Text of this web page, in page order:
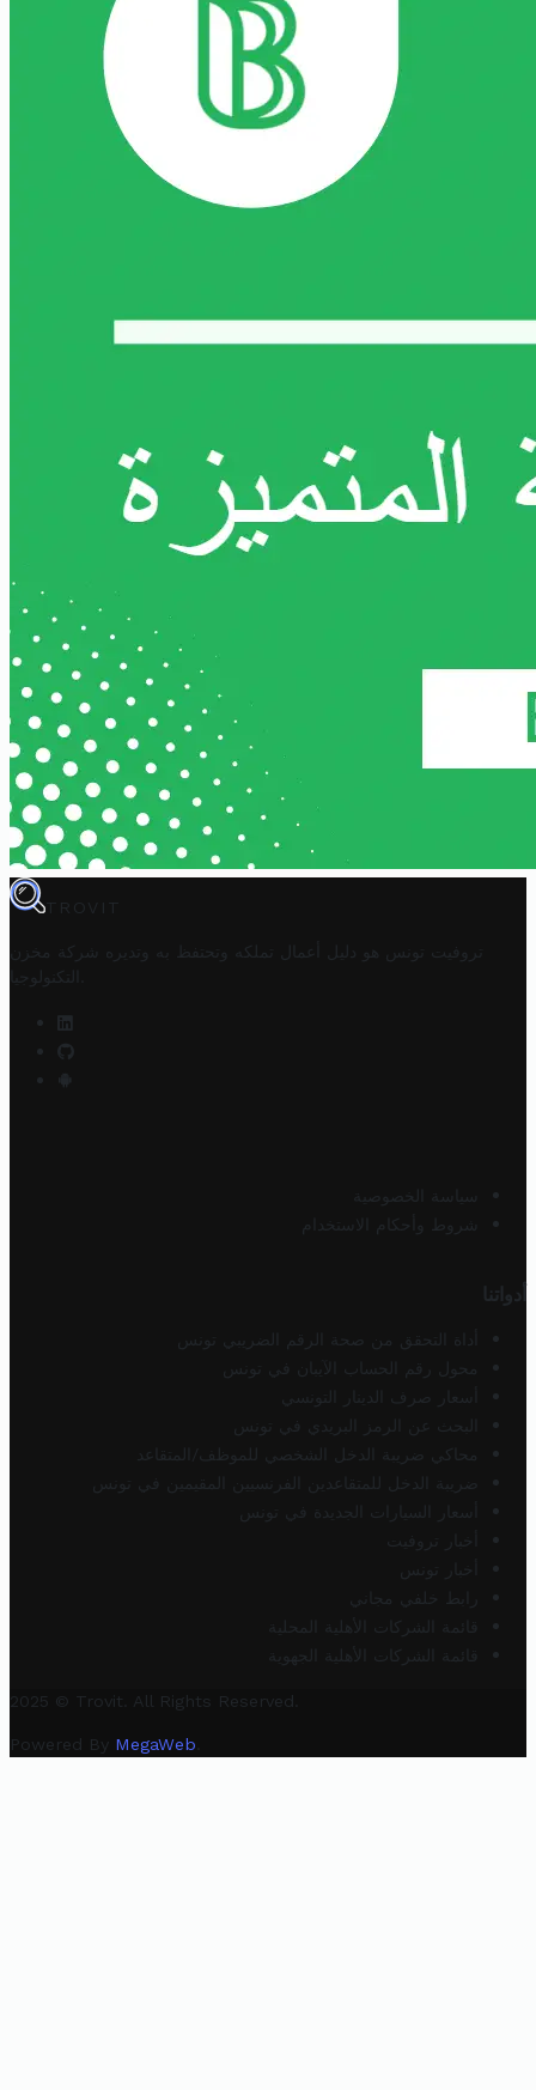
TROVIT
تروفيت تونس هو دليل أعمال تملكه وتحتفظ به وتديره
شركة مخزن
التكنولوجيا
سياسة الخصوصية
شروط وأحكام الاستخدام
أدواتنا
أداة التحقق من صحة الرقم الضريبي تونس
محول رقم الحساب الآيبان في تونس
أسعار صرف الدينار التونسي
البحث عن الرمز البريدي في تونس
محاكي ضريبة الدخل الشخصي للموظف/المتقاعد
ضريبة الدخل للمتقاعدين الفرنسيين المقيمين في تونس
أسعار السيارات الجديدة في تونس
أخبار تروفيت
أخبار تونس
رابط خلفي مجاني
قائمة الشركات الأهلية المحلية
قائمة الشركات الأهلية الجهوية
2025 © Trovit. All Rights Reserved.
Powered By MegaWeb